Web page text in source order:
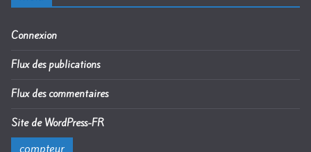
Connexion
Flux des publications
Flux des commentaires
Site de WordPress-FR
compteur